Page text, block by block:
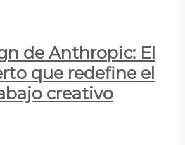
de Anthropic: El
que redefine el
creativo